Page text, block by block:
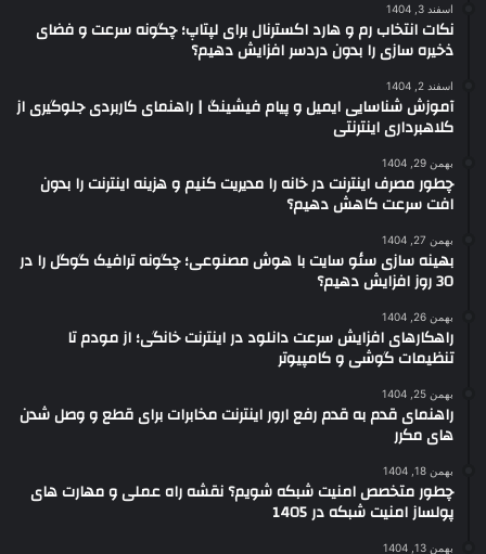
اسفند 3, 1404
نکات انتخاب رم و هارد اکسترنال برای لپتاپ؛ چگونه سرعت و فضای
ذخیره سازی را بدون دردسر افزایش دهیم؟
اسفند 2, 1404
آموزش شناسایی ایمیل و پیام فیشینگ | راهنمای کاربردی جلوگیری از
کلاهبرداری اینترنتی
بهمن 29, 1404
چطور مصرف اینترنت در خانه را مدیریت کنیم و هزینه اینترنت را بدون
افت سرعت کاهش دهیم؟
بهمن 27, 1404
بهینه سازی سئو سایت با هوش مصنوعی؛ چگونه ترافیک گوگل را در
30 روز افزایش دهیم؟
بهمن 26, 1404
راهکارهای افزایش سرعت دانلود در اینترنت خانگی؛ از مودم تا
تنظیمات گوشی و کامپیوتر
بهمن 25, 1404
راهنمای قدم به قدم رفع ارور اینترنت مخابرات برای قطع و وصل شدن
های مکرر
بهمن 18, 1404
چطور متخصص امنیت شبکه شویم؟ نقشه راه عملی و مهارت های
پولساز امنیت شبکه در 1405
بهمن 13, 1404